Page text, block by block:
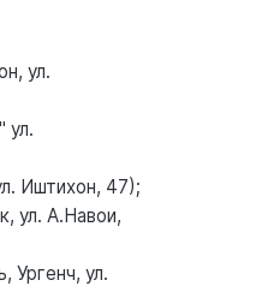
ул.
ул.
Иштихон, 47);
ул. А.Навои,
Ургенч, ул.